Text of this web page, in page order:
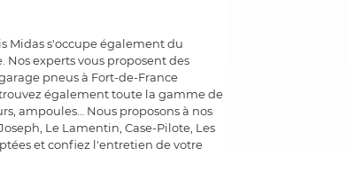
Midas s'occupe également du
Nos experts vous proposent des
pneus à Fort-de-France
également toute la gamme de
ampoules… Nous proposons à nos
Le Lamentin, Case-Pilote, Les
et confiez l'entretien de votre